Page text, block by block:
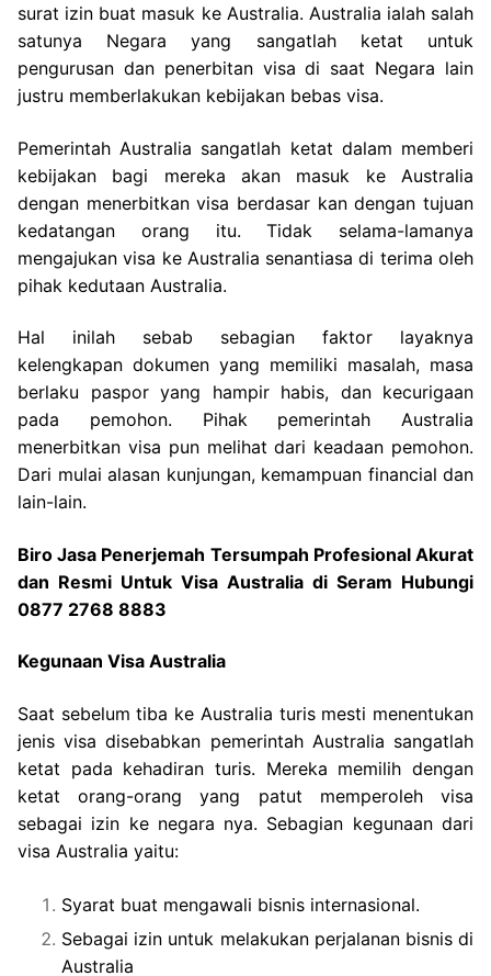
surat izin buat masuk ke Australia. Australia ialah salah
satunya Negara yang sangatlah ketat untuk
pengurusan dan penerbitan visa di saat Negara lain
justru memberlakukan kebijakan bebas visa.
Pemerintah Australia sangatlah ketat dalam memberi
kebijakan bagi mereka akan masuk ke Australia
dengan menerbitkan visa berdasar kan dengan tujuan
kedatangan orang itu. Tidak selama-lamanya
mengajukan visa ke Australia senantiasa di terima oleh
pihak kedutaan Australia.
Hal inilah sebab sebagian faktor layaknya
kelengkapan dokumen yang memiliki masalah, masa
berlaku paspor yang hampir habis, dan kecurigaan
pada pemohon. Pihak pemerintah Australia
menerbitkan visa pun melihat dari keadaan pemohon.
Dari mulai alasan kunjungan, kemampuan financial dan
lain-lain.
Biro Jasa Penerjemah Tersumpah Profesional Akurat
dan Resmi Untuk Visa Australia di Seram Hubungi
0877 2768 8883
Kegunaan Visa Australia
Saat sebelum tiba ke Australia turis mesti menentukan
jenis visa disebabkan pemerintah Australia sangatlah
ketat pada kehadiran turis. Mereka memilih dengan
ketat orang-orang yang patut memperoleh visa
sebagai izin ke negara nya. Sebagian kegunaan dari
visa Australia yaitu:
Syarat buat mengawali bisnis internasional.
Sebagai izin untuk melakukan perjalanan bisnis di
Australia